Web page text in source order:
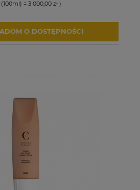
(100ml) = 3 000,00 zł )
O DOSTĘPNOŚCI